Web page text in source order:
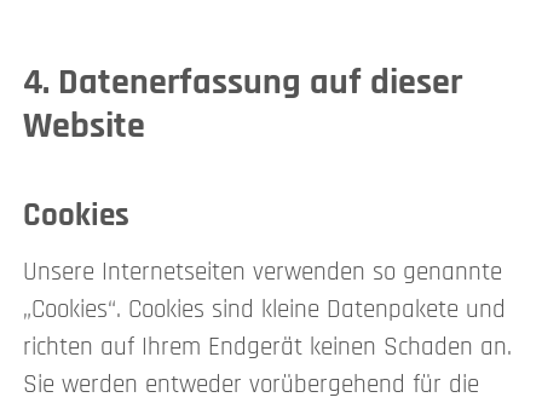
4. Datenerfassung auf dieser
Website
Cookies
Unsere Internetseiten verwenden so genannte
„Cookies“. Cookies sind kleine Datenpakete und
richten auf Ihrem Endgerät keinen Schaden an.
Sie werden entweder vorübergehend für die